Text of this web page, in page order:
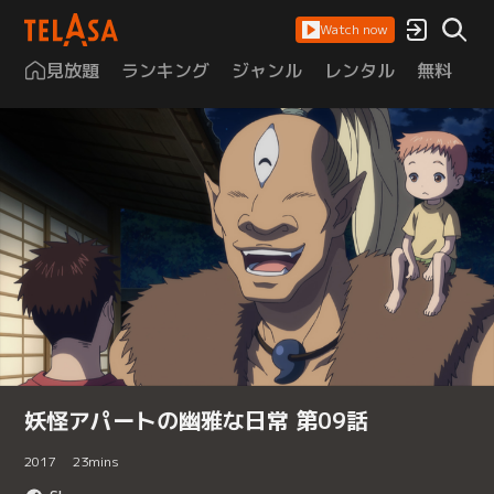
Watch now
見放題 ランキング ジャンル レンタル 無料
妖怪アパートの幽雅な日常 第09話
2017 23mins